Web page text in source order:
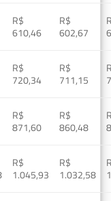
R$
610,46
R$
602,67
R$
720,34
R$
711,15
R$
871,60
R$
860,48
R$
1.045,93
R$
1.032,58